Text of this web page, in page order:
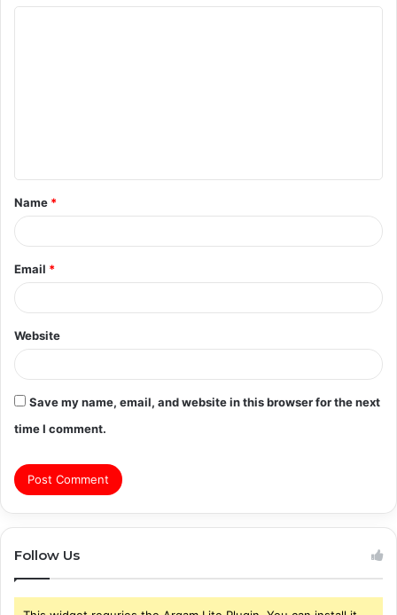
t
*
Name *
Email *
Website
Save my name, email, and website in this browser for the next
time I comment.
Follow Us